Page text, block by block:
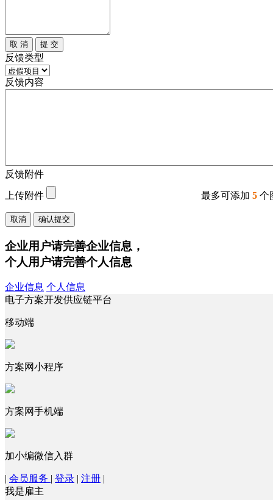
取 消 提 交
反馈类型
反馈内容
反馈附件
上传附件 最多可添加 5 个
取消 确认提交
企业用户请完善企业信息，
个人用户请完善个人信息
企业信息 个人信息
电子方案开发供应链平台
移动端
方案网小程序
方案网手机端
加小编微信入群
| 会员服务 | 登录 | 注册 |
我是雇主